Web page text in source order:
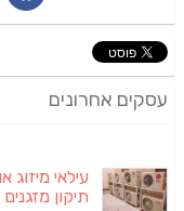
אחרונים
עילאי מיזוג
תיקון מזגנים